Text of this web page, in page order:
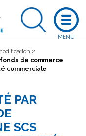
2
de commerce
commerciale
PAR
SCS